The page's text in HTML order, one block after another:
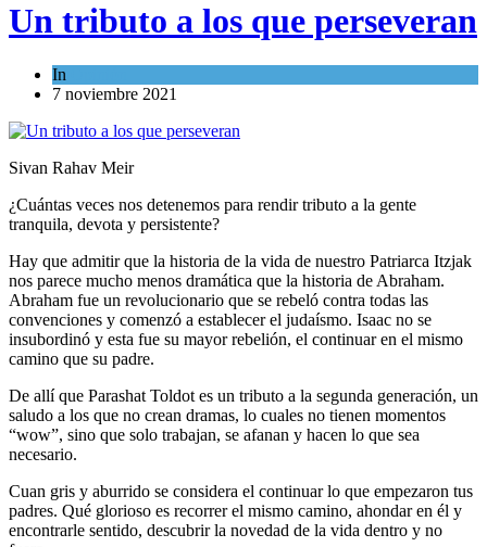
Un tributo a los que perseveran
In
7 noviembre 2021
Sivan Rahav Meir
¿Cuántas veces nos detenemos para rendir tributo a la gente
tranquila, devota y persistente?
Hay que admitir que la historia de la vida de nuestro Patriarca Itzjak
nos parece mucho menos dramática que la historia de Abraham.
Abraham fue un revolucionario que se rebeló contra todas las
convenciones y comenzó a establecer el judaísmo. Isaac no se
insubordinó y esta fue su mayor rebelión, el continuar en el mismo
camino que su padre.
De allí que Parashat Toldot es un tributo a la segunda generación, un
saludo a los que no crean dramas, lo cuales no tienen momentos
“wow”, sino que solo trabajan, se afanan y hacen lo que sea
necesario.
Cuan gris y aburrido se considera el continuar lo que empezaron tus
padres. Qué glorioso es recorrer el mismo camino, ahondar en él y
encontrarle sentido, descubrir la novedad de la vida dentro y no